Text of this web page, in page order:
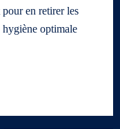
en retirer les
hygiène optimale